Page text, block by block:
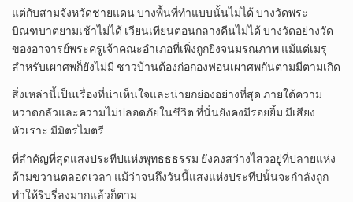
แต่กับสามจังหวัดชายแดน บางพื้นที่ทำแบบนั้นไม่ได้ บางวัดพระ
บิณฑบาตยามเช้าไม่ได้ เวียนเทียนตอนกลางคืนไม่ได้ บางวัดอย่างวัด
ของอาจารย์พระครูเจ้าคณะอำเภอที่เพิ่งถูกยิงจนมรณภาพ แม้แต่เมรุ
สำหรับเผาศพก็ยังไม่มี ชาวบ้านต้องก่อกองฟอนเผาศพกันตามมีตามเกิด
สิ่งเหล่านี้เป็นเรื่องที่น่าเห็นใจและน่ายกย่องอย่างที่สุด ภายใต้ความ
หวาดกลัวและความไม่ปลอดภัยในชีวิต ที่นั่นยังคงมีรอยยิ้ม มีเสียง
หัวเราะ มีมิตรไมตรี
ที่สำคัญที่สุดแสงประทีปแห่งพุทธธธรรม ยังคงสว่างไสวอยู่ที่ปลายแห่ง
ด้ามขวานตลอดเวลา แม้ว่าจนถึงวันนี้แสงแห่งประทีปนั้นจะกำลังถูก
ทำให้ริบรี่ลงมากแล้วก็ตาม